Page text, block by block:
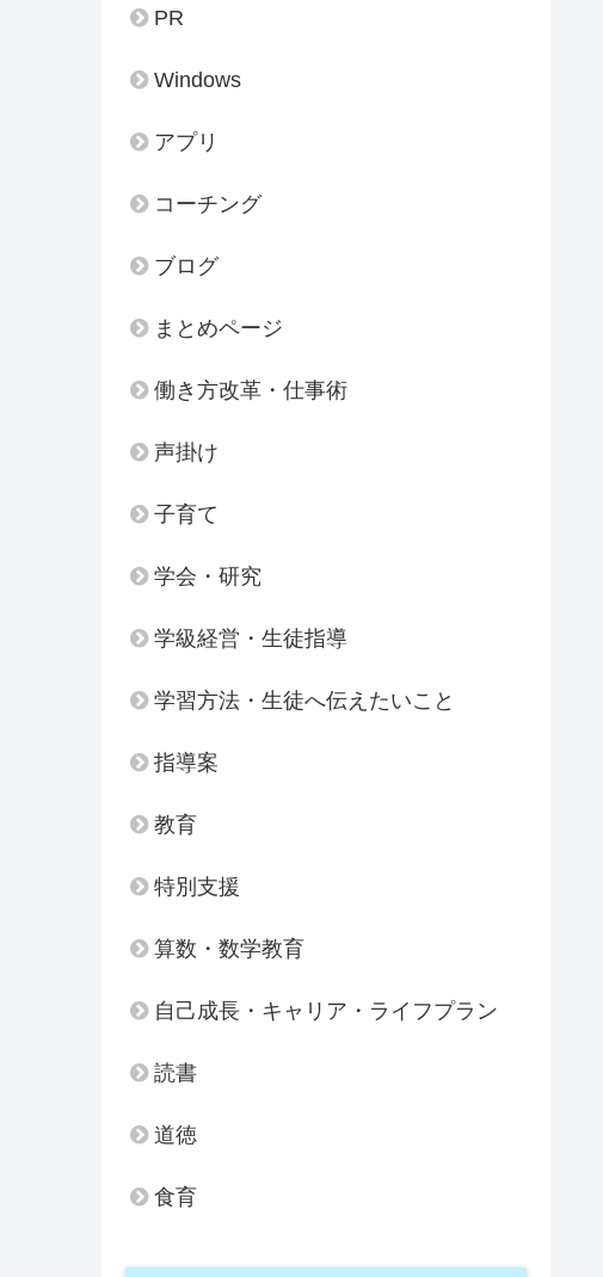
PR
Windows
アプリ
コーチング
ブログ
まとめページ
働き方改革・仕事術
声掛け
子育て
学会・研究
学級経営・生徒指導
学習方法・生徒へ伝えたいこと
指導案
教育
特別支援
算数・数学教育
自己成長・キャリア・ライフプラン
読書
道徳
食育